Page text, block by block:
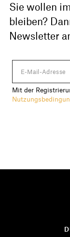
Sie wollen
bleiben?
Newsletter
Mit der